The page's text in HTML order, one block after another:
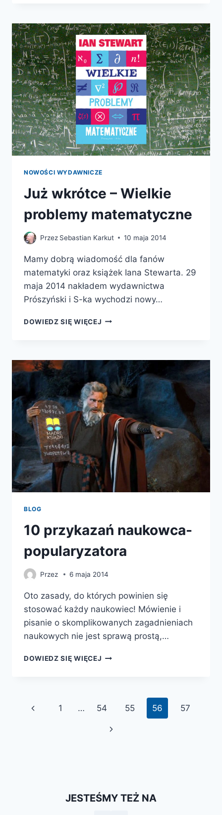
NOWOŚCI WYDAWNICZE
Już wkrótce – Wielkie
problemy matematyczne
Przez Sebastian Karkut 10 maja 2014
Mamy dobrą wiadomość dla fanów
matematyki oraz książek Iana Stewarta. 29
maja 2014 nakładem wydawnictwa
Prószyński i S-ka wychodzi nowy…
DOWIEDZ SIĘ WIĘCEJ JUŻ
PROBLEMY
MATEMATYCZNE
BLOG
10 przykazań naukowca-
popularyzatora
Przez 6 maja 2014
Oto zasady, do których powinien się
stosować każdy naukowiec! Mówienie i
pisanie o skomplikowanych zagadnieniach
naukowych nie jest sprawą prostą,…
DOWIEDZ SIĘ WIĘCEJ
Nawigacja
Poprzednia
1 … 54 55 56 57
Następna
JESTEŚMY TEŻ NA